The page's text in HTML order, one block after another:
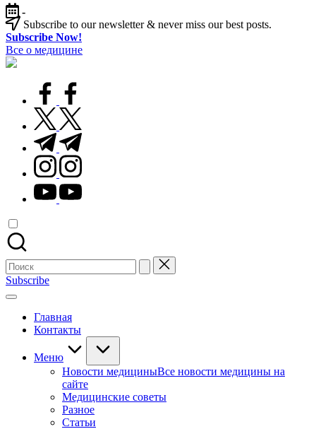
Перейти
к
содержимому
-
Subscribe to our newsletter & never miss our best posts.
Subscribe Now!
Все о медицине
Лечитесь
facebook.com
twitter.com
t.me
instagram.com
youtube.com
Поиск
для:
Subscribe
Главная
Контакты
Меню
Новости медициныВсе новости медицины на
сайте
Медицинские советы
Разное
Статьи